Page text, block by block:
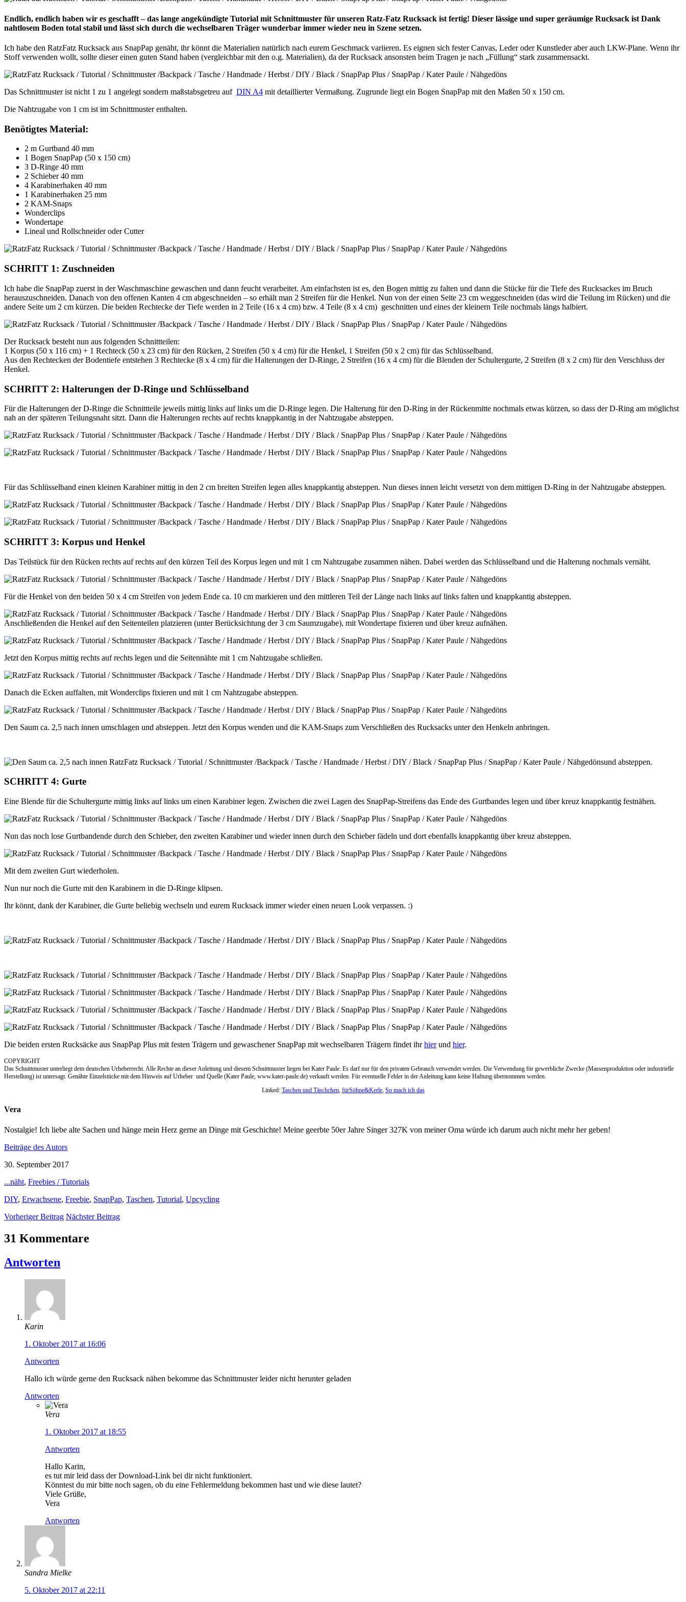
Endlich, endlich haben wir es geschafft – das lange angekündigte Tutorial mit Schnittmuster für unseren Ratz-Fatz Rucksack ist fertig! Dieser lässige und super geräumige Rucksack ist Dank
nahtlosem Boden total stabil und lässt sich durch die wechselbaren Träger wunderbar immer wieder neu in Szene setzen.
Ich habe den RatzFatz Rucksack aus SnapPap genäht, ihr könnt die Materialien natürlich nach eurem Geschmack variieren. Es eignen sich fester Canvas, Leder oder Kunstleder aber auch LKW-Plane. Wenn ihr
Stoff verwenden wollt, sollte dieser einen guten Stand haben (vergleichbar mit den o.g. Materialien), da der Rucksack ansonsten beim Tragen je nach „Füllung“ stark zusammensackt.
Das Schnittmuster ist nicht 1 zu 1 angelegt sondern maßstabsgetreu auf DIN A4 mit detaillierter Vermaßung. Zugrunde liegt ein Bogen SnapPap mit den Maßen 50 x 150 cm.
Die Nahtzugabe von 1 cm ist im Schnittmuster enthalten.
Benötigtes Material:
2 m Gurtband 40 mm
1 Bogen SnapPap (50 x 150 cm)
3 D-Ringe 40 mm
2 Schieber 40 mm
4 Karabinerhaken 40 mm
1 Karabinerhaken 25 mm
2 KAM-Snaps
Wonderclips
Wondertape
Lineal und Rollschneider oder Cutter
SCHRITT 1: Zuschneiden
Ich habe die SnapPap zuerst in der Waschmaschine gewaschen und dann feucht verarbeitet. Am einfachsten ist es, den Bogen mittig zu falten und dann die Stücke für die Tiefe des Rucksackes im Bruch
herauszuschneiden. Danach von den offenen Kanten 4 cm abgeschneiden­ – so erhält man 2 Streifen für die Henkel. Nun von der einen Seite 23 cm weggeschneiden (das wird die Teilung im Rücken) und die
andere Seite um 2 cm kürzen. Die beiden Rechtecke der Tiefe werden in 2 Teile (16 x 4 cm) bzw. 4 Teile (8 x 4 cm) geschnitten und eines der kleinern Teile nochmals längs halbiert.
Der Rucksack besteht nun aus folgenden Schnittteilen:
1 Korpus (50 x 116 cm) + 1 Rechteck (50 x 23 cm) für den Rücken, 2 Streifen (50 x 4 cm) für die Henkel, 1 Streifen (50 x 2 cm) für das Schlüsselband.
Aus den Rechtecken der Bodentiefe entstehen 3 Rechtecke (8 x 4 cm) für die Halterungen der D-Ringe, 2 Streifen (16 x 4 cm) für die Blenden der Schultergurte, 2 Streifen (8 x 2 cm) für den Verschluss der
Henkel.
SCHRITT 2: Halterungen der D-Ringe und Schlüsselband
Für die Halterungen der D-Ringe die Schnittteile jeweils mittig links auf links um die D-Ringe legen. Die Halterung für den D-Ring in der Rückenmitte nochmals etwas kürzen, so dass der D-Ring am möglichst
nah an der späteren Teilungsnaht sitzt. Dann die Halterungen rechts auf rechts knappkantig in der Nahtzugabe absteppen.
Für das Schlüsselband einen kleinen Karabiner mittig in den 2 cm breiten Streifen legen alles knappkantig absteppen. Nun dieses innen leicht versetzt von dem mittigen D-Ring in der Nahtzugabe absteppen.
SCHRITT 3: Korpus und Henkel
Das Teilstück für den Rücken rechts auf rechts auf den kürzen Teil des Korpus legen und mit 1 cm Nahtzugabe zusammen nähen. Dabei werden das Schlüsselband und die Halterung nochmals vernäht.
Für die Henkel von den beiden 50 x 4 cm Streifen von jedem Ende ca. 10 cm markieren und den mittleren Teil der Länge nach links auf links falten und knappkantig absteppen.
Anschließenden die Henkel auf den Seitenteilen platzieren (unter Berücksichtung der 3 cm Saumzugabe), mit Wondertape fixieren und über kreuz aufnähen.
Jetzt den Korpus mittig rechts auf rechts legen und die Seitennähte mit 1 cm Nahtzugabe schließen.
Danach die Ecken auffalten, mit Wonderclips fixieren und mit 1 cm Nahtzugabe absteppen.
Den Saum ca. 2,5 nach innen umschlagen und absteppen. Jetzt den Korpus wenden und die KAM-Snaps zum Verschließen des Rucksacks unter den Henkeln anbringen.
SCHRITT 4: Gurte
Eine Blende für die Schultergurte mittig links auf links um einen Karabiner legen. Zwischen die zwei Lagen des SnapPap-Streifens das Ende des Gurtbandes legen und über kreuz knappkantig festnähen.
Nun das noch lose Gurtbandende durch den Schieber, den zweiten Karabiner und wieder innen durch den Schieber fädeln und dort ebenfalls knappkantig über kreuz absteppen.
Mit dem zweiten Gurt wiederholen.
Nun nur noch die Gurte mit den Karabinern in die D-Ringe klipsen.
Ihr könnt, dank der Karabiner, die Gurte beliebig wechseln und eurem Rucksack immer wieder einen neuen Look verpassen. :)
Die beiden ersten Rucksäcke aus SnapPap Plus mit festen Trägern und gewaschener SnapPap mit wechselbaren Trägern findet ihrhierund hier.
COPYRIGHT
Das Schnittmuster unterliegt dem deutschen Urheberrecht. Alle Rechte an dieser Anleitung und diesem Schnittmuster liegen bei Kater Paule. Es darf nur für den privaten Gebrauch verwendet werden. Die Verwendung für gewerbliche Zwecke (Massenproduktion oder industrielle
Herstellung) ist untersagt. Genähte Einzelstücke mit dem Hinweis auf Urheber und Quelle (Kater Paule, www.kater-paule.de) verkauft werden. Für eventuelle Fehler in der Anleitung kann keine Haftung übernommen werden.
Linked: Taschen und Täschchen, fürSöhne&Kerle, So mach ich das
Vera
Nostalgie! Ich liebe alte Sachen und hänge mein Herz gerne an Dinge mit Geschichte! Meine geerbte 50er Jahre Singer 327K von meiner Oma würde ich darum auch nicht mehr her geben!
Beiträge des Autors
30. September 2017
...näht, Freebies / Tutorials
DIY, Erwachsene, Freebie, SnapPap, Taschen, Tutorial, Upcycling
Vorheriger Beitrag Nächster Beitrag
31 Kommentare
Antworten
Karin
1. Oktober 2017 at 16:06
Antworten
Hallo ich würde gerne den Rucksack nähen bekomme das Schnittmuster leider nicht herunter geladen
Antworten
Vera
1. Oktober 2017 at 18:55
Antworten
Hallo Karin,
es tut mir leid dass der Download-Link bei dir nicht funktioniert.
Könntest du mir bitte noch sagen, ob du eine Fehlermeldung bekommen hast und wie diese lautet?
Viele Grüße,
Vera
Antworten
Sandra Mielke
5. Oktober 2017 at 22:11